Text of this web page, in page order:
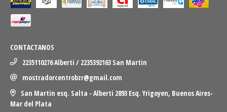
CONTACTANOS
2235110276 Alberti / 2235392163 San Martin
mostradorcentrobzr@gmail.com
San Martin esq. Salta - Alberti 2893 Esq. Yrigoyen, Buenos Aires-
Mar del Plata